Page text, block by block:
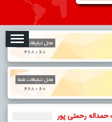
رحمتی پور